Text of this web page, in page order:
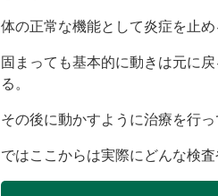
体の正常な機能として炎症を止
固まっても基本的に動きは元に
る。
その後に動かすように治療を行
ではここからは実際にどんな検